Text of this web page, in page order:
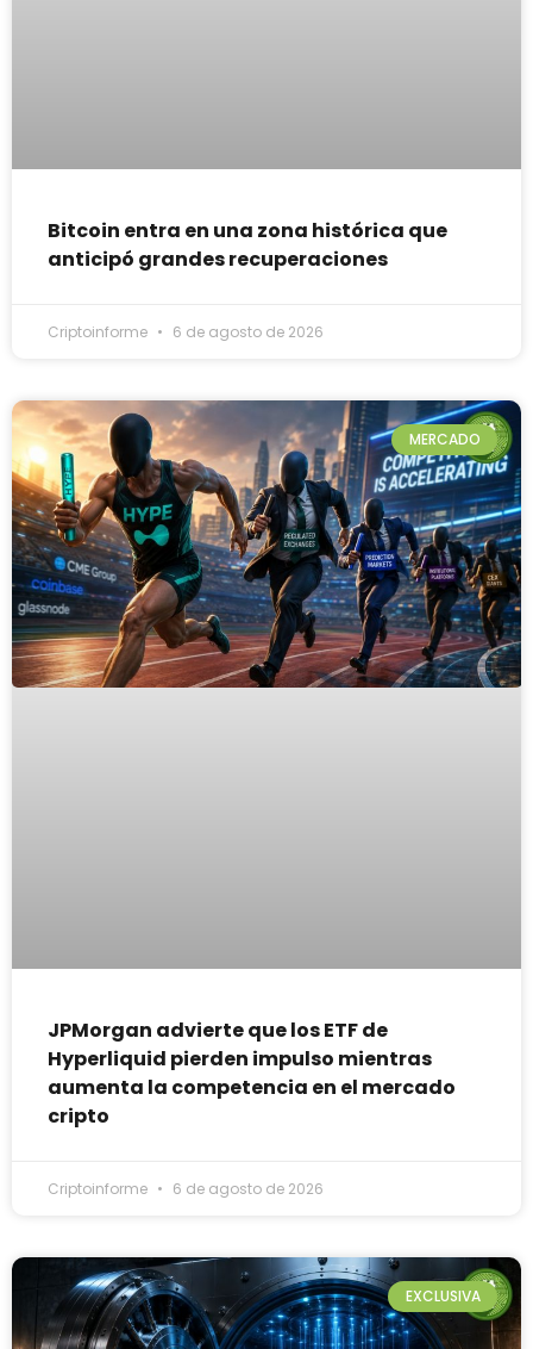
Bitcoin entra en una zona histórica que
anticipó grandes recuperaciones
Criptoinforme 6 de agosto de 2026
MERCADO
JPMorgan advierte que los ETF de
Hyperliquid pierden impulso mientras
aumenta la competencia en el mercado
cripto
Criptoinforme 6 de agosto de 2026
EXCLUSIVA